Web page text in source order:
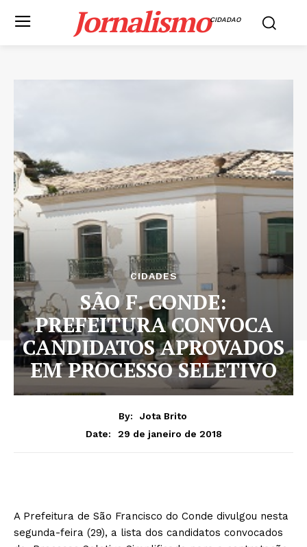
JornalismoCIDADAO
CIDADES
SÃO F. CONDE:
PREFEITURA CONVOCA
CANDIDATOS APROVADOS
EM PROCESSO SELETIVO
By:
Jota Brito
Date:
29 de janeiro de 2018
A Prefeitura de São Francisco do Conde divulgou nesta
segunda-feira (29), a lista dos candidatos convocados